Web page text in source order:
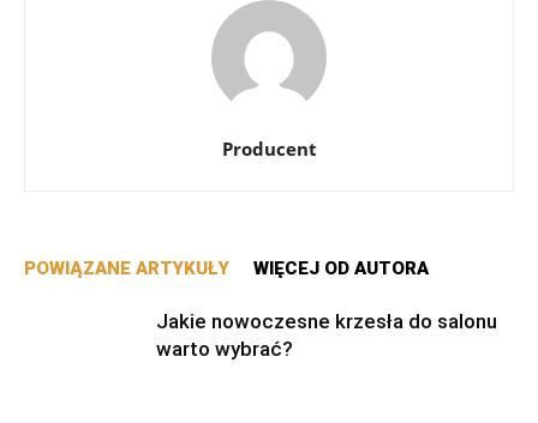
Producent
POWIĄZANE ARTYKUŁY WIĘCEJ OD AUTORA
Jakie nowoczesne krzesła do salonu
warto wybrać?